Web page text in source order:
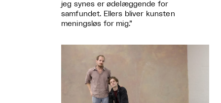
jeg synes er ødelæggende for
samfundet. Ellers bliver kunsten
meningsløs for mig.”